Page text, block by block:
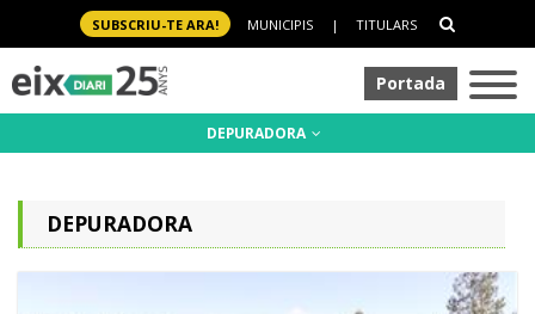
SUBSCRIU-TE ARA! MUNICIPIS | TITULARS
Portada
DEPURADORA
DEPURADORA